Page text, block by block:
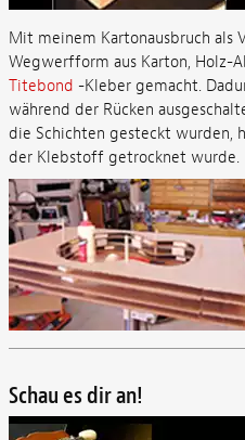
Mit meinem Kartonausbruch als
Wegwerfform aus Karton, Holz-
Titebond -Kleber gemacht.
während der Rücken
die Schichten gesteckt wurden,
der Klebstoff getrocknet wurde.
Schau es dir an!